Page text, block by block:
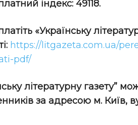
індекс: 49118.
«Українську
https://litgazeta.com.ua/
pdf/
літературну газету”
за адресою м. Київ,